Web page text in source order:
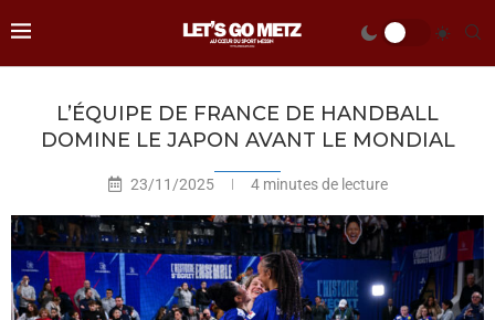
L’ÉQUIPE DE FRANCE DE HANDBALL
DOMINE LE JAPON AVANT LE MONDIAL
23/11/2025 4 minutes de lecture